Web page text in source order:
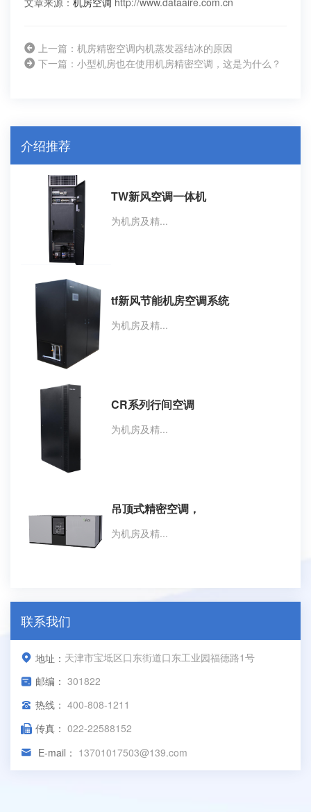
上一篇：机房精密空调内机蒸发器结冰的原因
下一篇：小型机房也在使用机房精密空调，这是为什么？
介绍推荐
TW新风空调一体机
为机房及精...
tf新风节能机房空调系统
为机房及精...
CR系列行间空调
为机房及精...
吊顶式精密空调，
为机房及精...
联系我们
地址： 天津市宝坻区口东街道口东工业园福德路1号
邮编： 301822
热线： 400-808-1211
传真： 022-22588152
E-mail： 13701017503@139.com